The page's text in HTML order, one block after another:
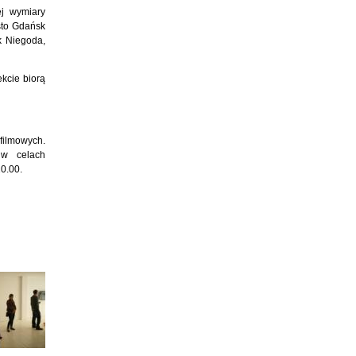
wymiary
Gdańsk
Niegoda,
biorą
celach